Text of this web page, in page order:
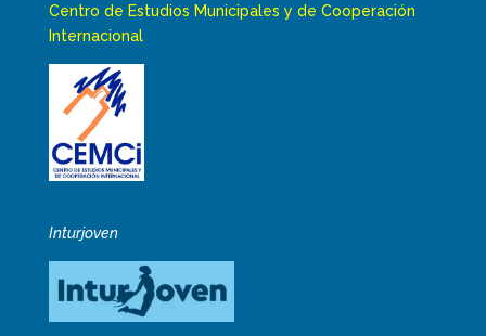
Centro de Estudios Municipales y de Cooperación
Internacional
Inturjoven